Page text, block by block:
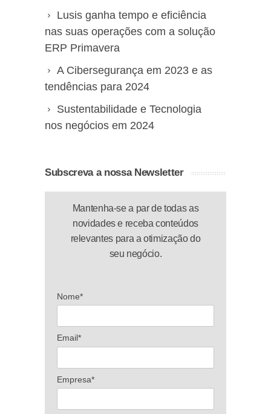
Lusis ganha tempo e eficiência
nas suas operações com a solução
ERP Primavera
A Cibersegurança em 2023 e as
tendências para 2024
Sustentabilidade e Tecnologia
nos negócios em 2024
Subscreva a nossa Newsletter
Mantenha-se a par de todas as
novidades e receba conteúdos
relevantes para a otimização do
seu negócio.
Nome*
Email*
Empresa*